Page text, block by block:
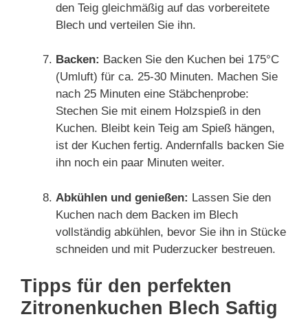
den Teig gleichmäßig auf das vorbereitete
Blech und verteilen Sie ihn.
Backen: Backen Sie den Kuchen bei 175°C
(Umluft) für ca. 25-30 Minuten. Machen Sie
nach 25 Minuten eine Stäbchenprobe:
Stechen Sie mit einem Holzspieß in den
Kuchen. Bleibt kein Teig am Spieß hängen,
ist der Kuchen fertig. Andernfalls backen Sie
ihn noch ein paar Minuten weiter.
Abkühlen und genießen: Lassen Sie den
Kuchen nach dem Backen im Blech
vollständig abkühlen, bevor Sie ihn in Stücke
schneiden und mit Puderzucker bestreuen.
Tipps für den perfekten
Zitronenkuchen Blech Saftig